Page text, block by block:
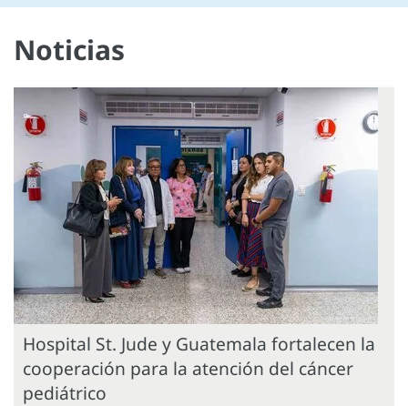
Noticias
Hospital St. Jude y Guatemala fortalecen la
cooperación para la atención del cáncer
pediátrico